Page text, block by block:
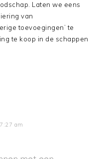
Laten we eens
van
toevoegingen’ te
te koop in de schappen
am